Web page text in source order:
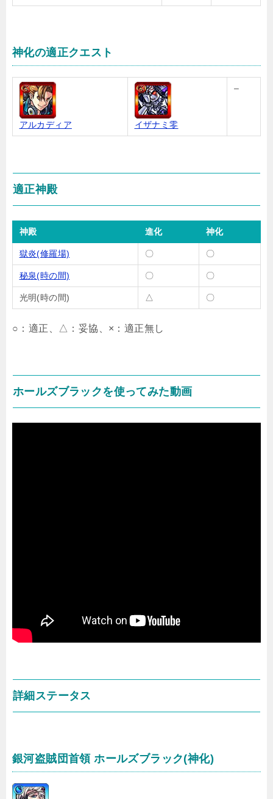
神化の適正クエスト
アルカディア イザナミ零
–
適正神殿
神殿 進化 神化
獄炎(修羅場) 〇 〇
秘泉(時の間) 〇 〇
光明(時の間) △ 〇
○：適正、△：妥協、×：適正無し
ホールズブラックを使ってみた動画
詳細ステータス
銀河盗賊団首領 ホールズブラック(神化)